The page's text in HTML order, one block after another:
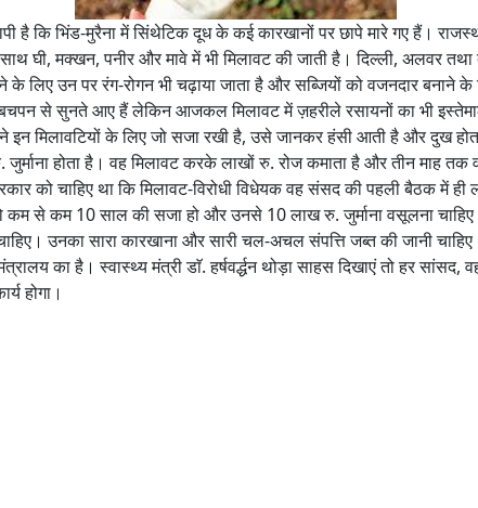
है कि भिंड-मुरैना में सिंथेटिक दूध के कई कारखानों पर छापे मारे गए हैं।
घी, मक्खन, पनीर और मावे में भी मिलावट की जाती है। दिल्ली, अलवर
के लिए उन पर रंग-रोगन भी चढ़ाया जाता है और सब्जियों को वजनदार बनाने
बचपन से सुनते आए हैं लेकिन आजकल मिलावट में ज़हरीले रसायनों का भी
मिलावटियों के लिए जो सजा रखी है, उसे जानकर हंसी आती है और दुख
होता है। वह मिलावट करके लाखों रु. रोज कमाता है और तीन माह
को चाहिए था कि मिलावट-विरोधी विधेयक वह संसद की पहली बैठक में
कम से कम 10 साल की सजा हो और उनसे 10 लाख रु. जुर्माना वसूलना
उनका सारा कारखाना और सारी चल-अचल संपत्ति जब्त की जानी
का है। स्वास्थ्य मंत्री डाॅ. हर्षवर्द्धन थोड़ा साहस दिखाएं तो हर
होगा।